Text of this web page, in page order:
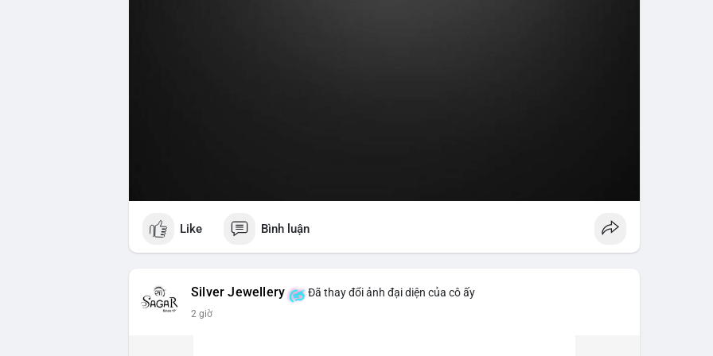
Like Bình luận
Silver Jewellery Đã thay đổi ảnh đại diện của cô ấy
2 giờ